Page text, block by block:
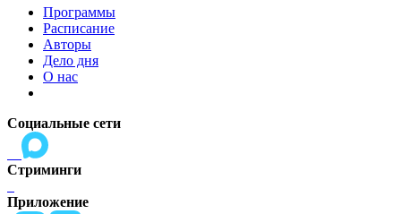
Программы
Расписание
Авторы
Дело дня
О нас
Социальные сети
Стриминги
Приложение